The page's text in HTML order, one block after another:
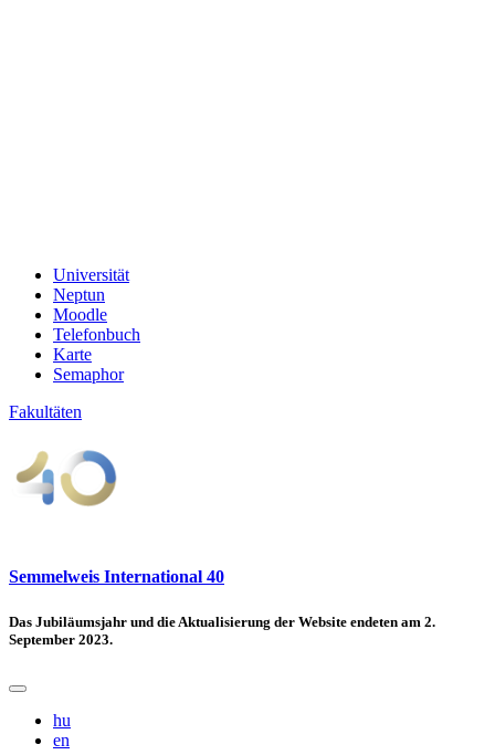
Universität
Neptun
Moodle
Telefonbuch
Karte
Semaphor
Fakultäten
Semmelweis International 40
Das Jubiläumsjahr und die Aktualisierung der Website endeten am 2.
September 2023.
hu
en